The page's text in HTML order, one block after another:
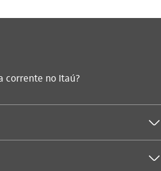
corrente no Itaú?
seta_baixo
seta_baixo